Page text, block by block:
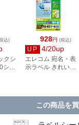
928円 (税込)
UP 4/20up
エレコム 宛名・表
示ラベル きれい貼
込)
クシ
シー
この商品を